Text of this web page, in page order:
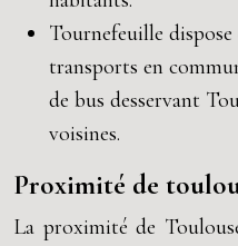
Tournefeuille dispose
transports en
de bus desservant
voisines.
Proximité de
La proximité de